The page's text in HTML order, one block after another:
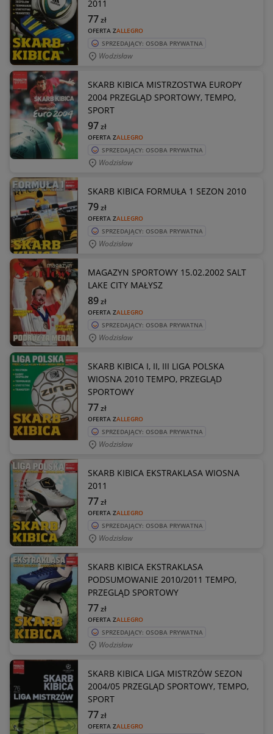
2011
OFERTA ZALLEGRO
77zł
SPRZEDAJĄCY: OSOBA PRYWATNA
Wodzisław
SKARB KIBICA MISTRZOSTWA EUROPY
2004 PRZEGLĄD SPORTOWY, TEMPO,
SPORT
OFERTA ZALLEGRO
97zł
SPRZEDAJĄCY: OSOBA PRYWATNA
Wodzisław
SKARB KIBICA FORMUŁA 1 SEZON 2010
OFERTA ZALLEGRO
79zł
SPRZEDAJĄCY: OSOBA PRYWATNA
Wodzisław
MAGAZYN SPORTOWY 15.02.2002 SALT
LAKE CITY MAŁYSZ
OFERTA ZALLEGRO
89zł
SPRZEDAJĄCY: OSOBA PRYWATNA
Wodzisław
SKARB KIBICA I, II, III LIGA POLSKA
WIOSNA 2010 TEMPO, PRZEGLĄD
SPORTOWY
OFERTA ZALLEGRO
77zł
SPRZEDAJĄCY: OSOBA PRYWATNA
Wodzisław
SKARB KIBICA EKSTRAKLASA WIOSNA
2011
OFERTA ZALLEGRO
77zł
SPRZEDAJĄCY: OSOBA PRYWATNA
Wodzisław
SKARB KIBICA EKSTRAKLASA
PODSUMOWANIE 2010/2011 TEMPO,
PRZEGLĄD SPORTOWY
OFERTA ZALLEGRO
77zł
SPRZEDAJĄCY: OSOBA PRYWATNA
Wodzisław
SKARB KIBICA LIGA MISTRZÓW SEZON
2004/05 PRZEGLĄD SPORTOWY, TEMPO,
SPORT
OFERTA ZALLEGRO
77zł